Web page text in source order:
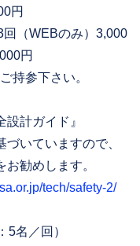
円
（WEBのみ）3,000
円
参下さい。
計ガイド』
いていますので、
勧めします。
tech/safety-2/
名／回）